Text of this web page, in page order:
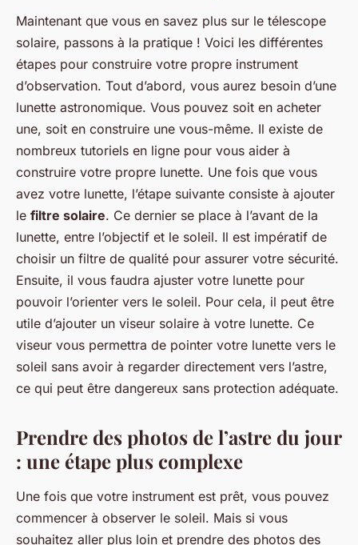
Maintenant que vous en savez plus sur le télescope
solaire, passons à la pratique ! Voici les différentes
étapes pour construire votre propre instrument
d’observation. Tout d’abord, vous aurez besoin d’une
lunette astronomique. Vous pouvez soit en acheter
une, soit en construire une vous-même. Il existe de
nombreux tutoriels en ligne pour vous aider à
construire votre propre lunette. Une fois que vous
avez votre lunette, l’étape suivante consiste à ajouter
le filtre solaire. Ce dernier se place à l’avant de la
lunette, entre l’objectif et le soleil. Il est impératif de
choisir un filtre de qualité pour assurer votre sécurité.
Ensuite, il vous faudra ajuster votre lunette pour
pouvoir l’orienter vers le soleil. Pour cela, il peut être
utile d’ajouter un viseur solaire à votre lunette. Ce
viseur vous permettra de pointer votre lunette vers le
soleil sans avoir à regarder directement vers l’astre,
ce qui peut être dangereux sans protection adéquate.
Prendre des photos de l’astre du jour
: une étape plus complexe
Une fois que votre instrument est prêt, vous pouvez
commencer à observer le soleil. Mais si vous
souhaitez aller plus loin et prendre des photos des